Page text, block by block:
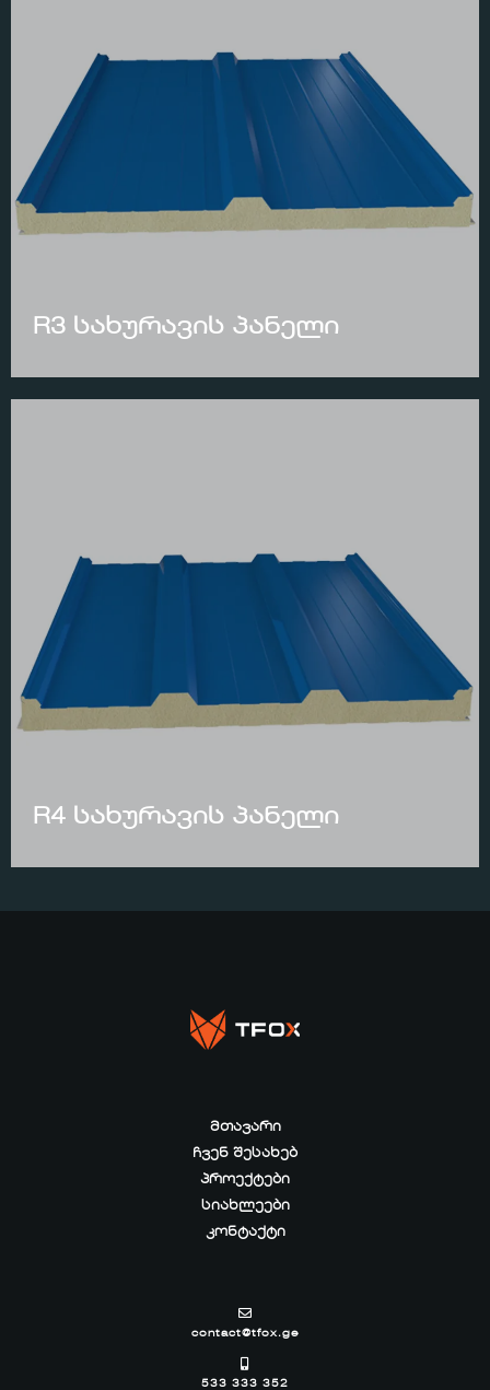
R3 სახურავის პანელი
R4 სახურავის პანელი
ᲛᲗᲐᲕᲐᲠᲘ
ᲩᲕᲔᲜ ᲨᲔᲡᲐᲮᲔᲑ
ᲞᲠᲝᲔᲥᲢᲔᲑᲘ
ᲡᲘᲐᲮᲚᲔᲔᲑᲘ
ᲙᲝᲜᲢᲐᲥᲢᲘ
contact@tfox.ge
533 333 352